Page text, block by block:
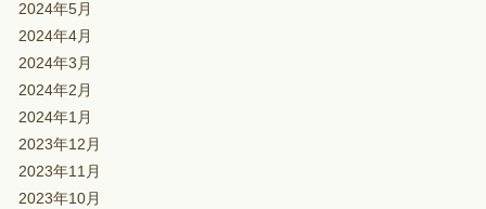
2024年5月
2024年4月
2024年3月
2024年2月
2024年1月
2023年12月
2023年11月
2023年10月